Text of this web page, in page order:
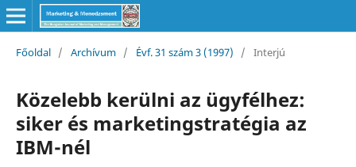
Főoldal / Archívum / Évf. 31 szám 3 (1997) / Interjú
Közelebb kerülni az ügyfélhez:
siker és marketingstratégia az
IBM-nél